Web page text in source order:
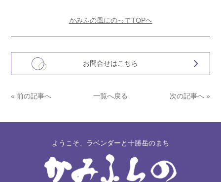
かみふの風にのってTOPへ
お問合せはこちら
« 前の記事へ 一覧へ戻る 次の記事へ »
ようこそ、ラベンダーと十勝岳のまち